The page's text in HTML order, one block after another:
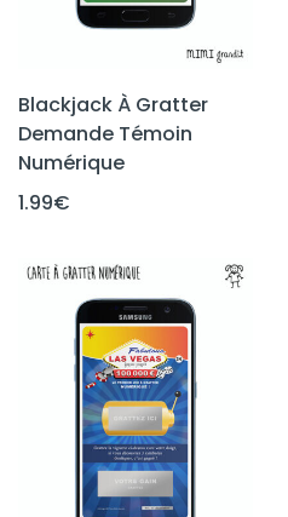
Blackjack À Gratter
Demande Témoin
Numérique
1.99€